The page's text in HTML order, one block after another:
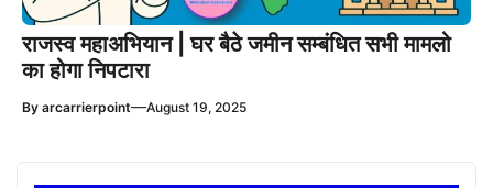
राजस्व महाअभियान | घर बैठे जमीन सम्बंधित सभी मामलो
का होगा निपटारा
By arcarrierpoint—August 19, 2025